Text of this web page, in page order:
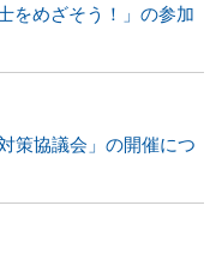
をめざそう！」の参加
策協議会」の開催につ